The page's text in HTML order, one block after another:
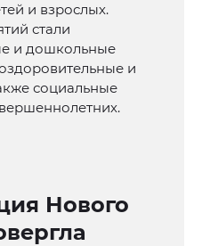
и взрослых.
стали
и дошкольные
и
социальные
Нового